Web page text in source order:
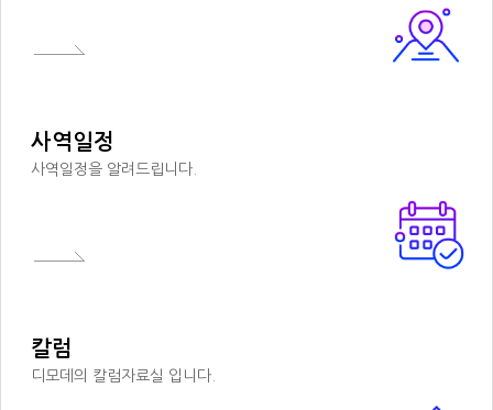
사역일정
사역일정을 알려드립니다.
칼럼
디모데의 칼럼자료실 입니다.